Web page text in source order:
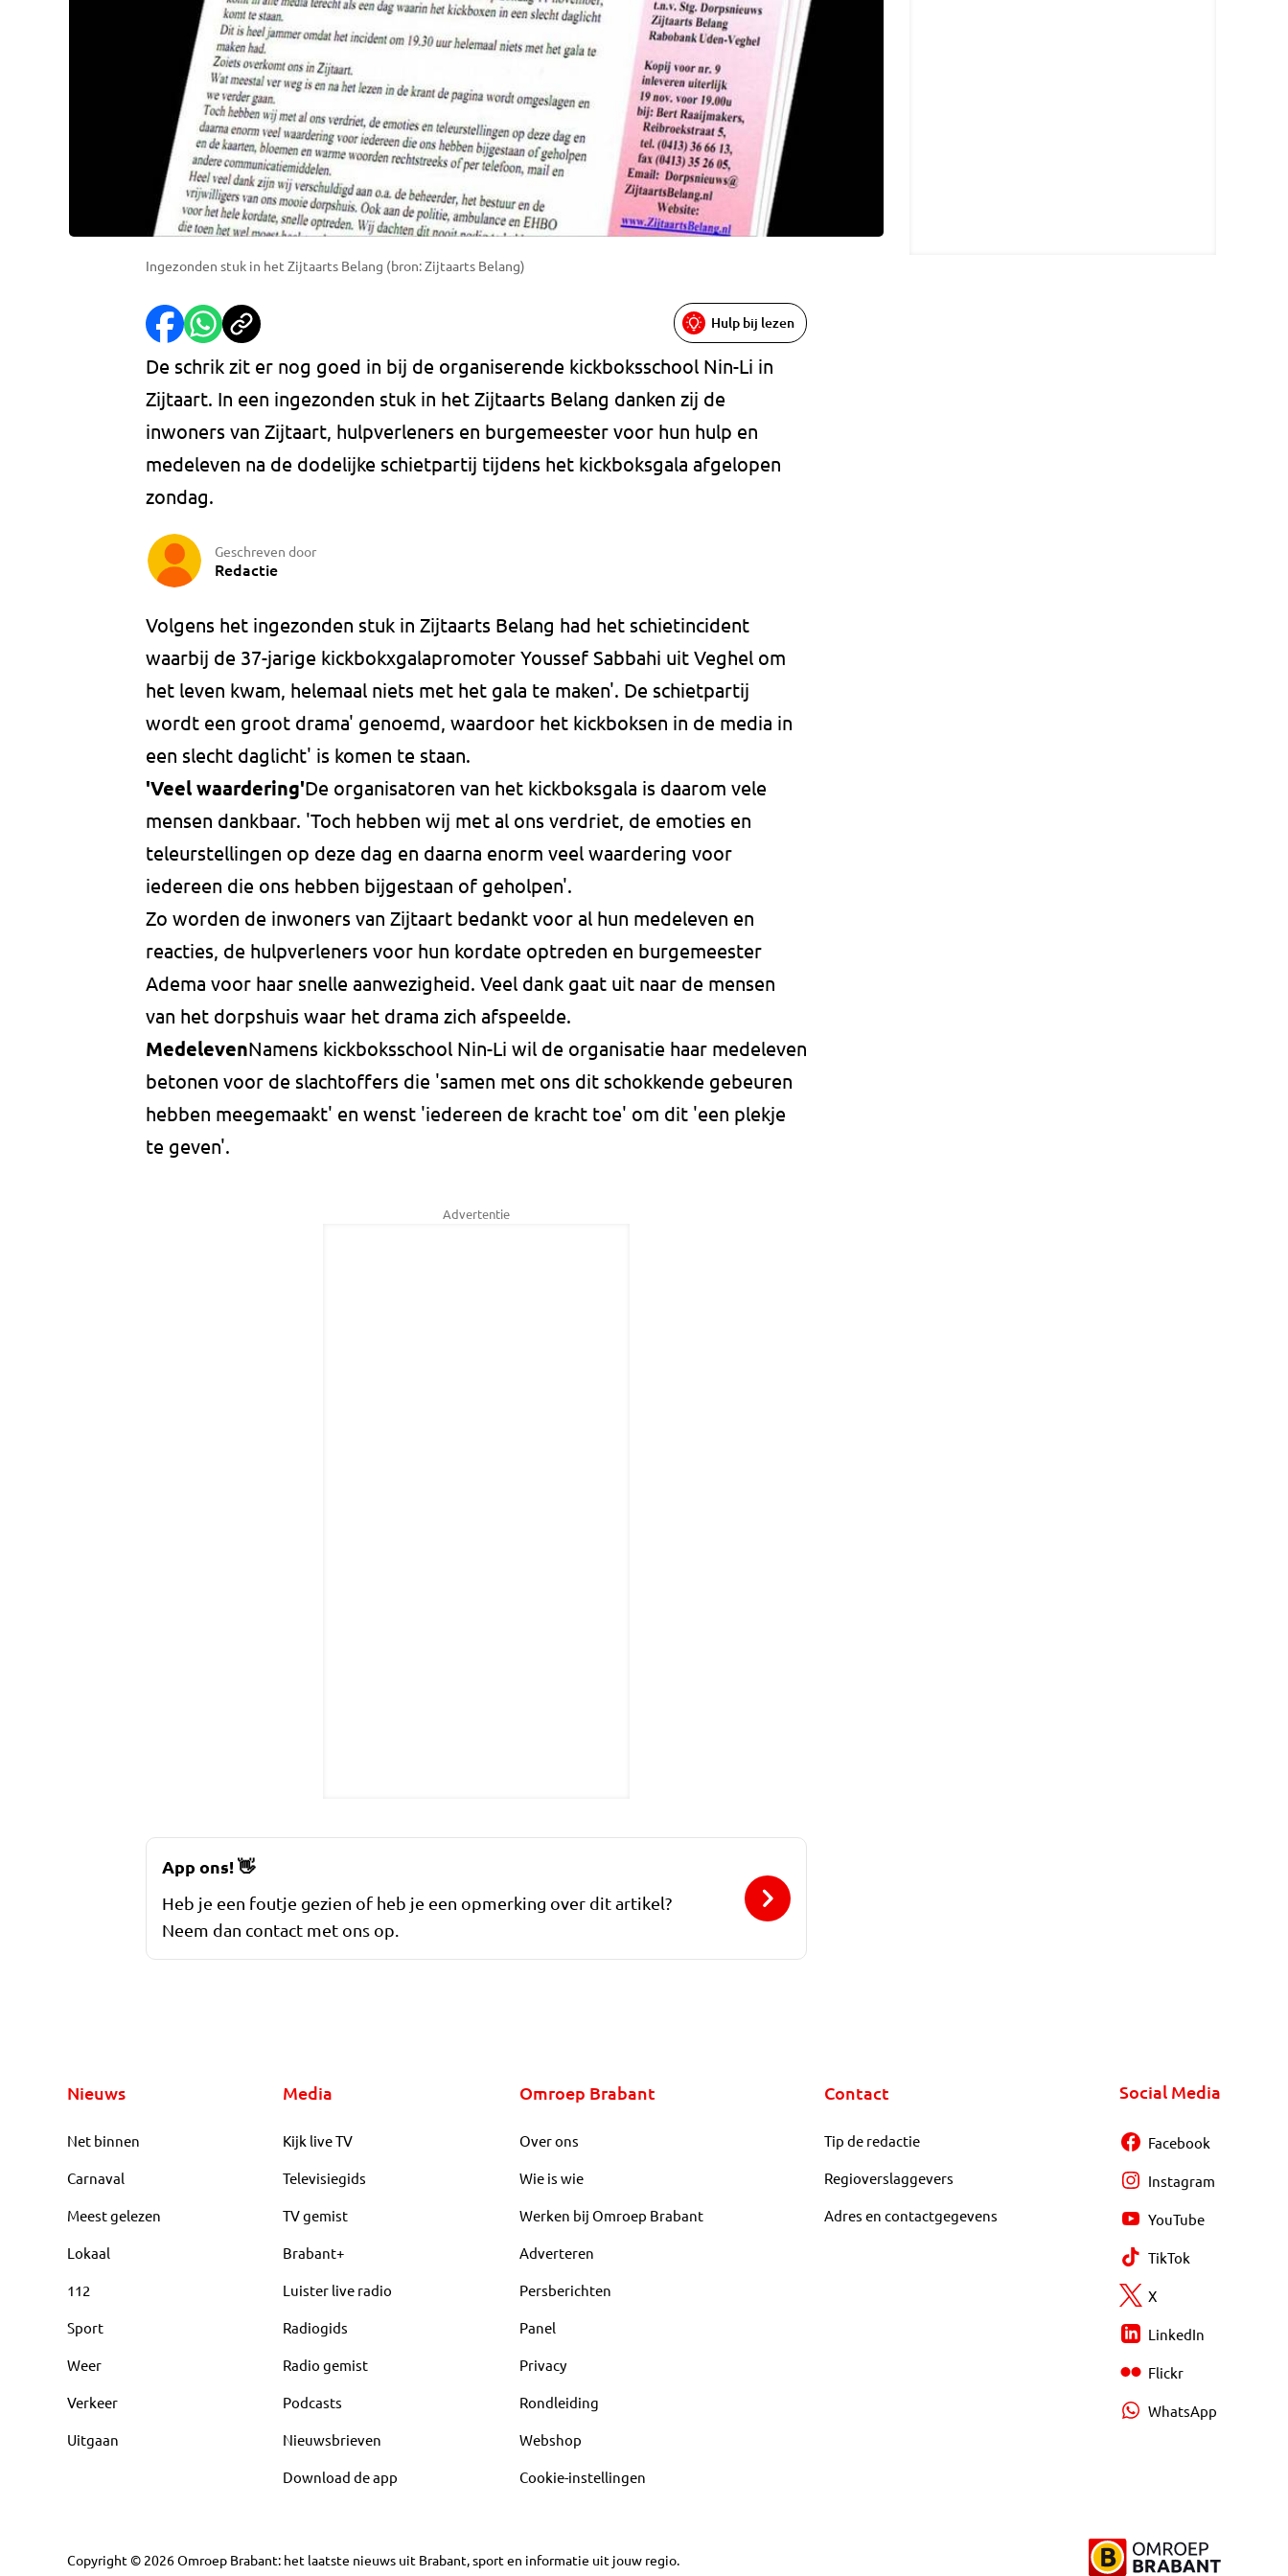
Ingezonden stuk in het Zijtaarts Belang (bron: Zijtaarts Belang)
Hulp bij lezen
De schrik zit er nog goed in bij de organiserende kickboksschool Nin-Li in
Zijtaart. In een ingezonden stuk in het Zijtaarts Belang danken zij de
inwoners van Zijtaart, hulpverleners en burgemeester voor hun hulp en
medeleven na de dodelijke schietpartij tijdens het kickboksgala afgelopen
zondag.
Geschreven door
Redactie
Volgens het ingezonden stuk in Zijtaarts Belang had het schietincident
waarbij de 37-jarige kickbokxgalapromoter Youssef Sabbahi uit Veghel om
het leven kwam, helemaal niets met het gala te maken'. De schietpartij
wordt een groot drama' genoemd, waardoor het kickboksen in de media in
een slecht daglicht' is komen te staan.
'Veel waardering'De organisatoren van het kickboksgala is daarom vele
mensen dankbaar. 'Toch hebben wij met al ons verdriet, de emoties en
teleurstellingen op deze dag en daarna enorm veel waardering voor
iedereen die ons hebben bijgestaan of geholpen'.
Zo worden de inwoners van Zijtaart bedankt voor al hun medeleven en
reacties, de hulpverleners voor hun kordate optreden en burgemeester
Adema voor haar snelle aanwezigheid. Veel dank gaat uit naar de mensen
van het dorpshuis waar het drama zich afspeelde.
MedelevenNamens kickboksschool Nin-Li wil de organisatie haar medeleven
betonen voor de slachtoffers die 'samen met ons dit schokkende gebeuren
hebben meegemaakt' en wenst 'iedereen de kracht toe' om dit 'een plekje
te geven'.
Advertentie
App ons!👋
Heb je een foutje gezien of heb je een opmerking over dit artikel?
Neem dan contact met ons op.
Nieuws
Net binnen
Carnaval
Meest gelezen
Lokaal
112
Sport
Weer
Verkeer
Uitgaan
Media
Kijk live TV
Televisiegids
TV gemist
Brabant+
Luister live radio
Radiogids
Radio gemist
Podcasts
Nieuwsbrieven
Download de app
Omroep Brabant
Over ons
Wie is wie
Werken bij Omroep Brabant
Adverteren
Persberichten
Panel
Privacy
Rondleiding
Webshop
Cookie-instellingen
Contact
Tip de redactie
Regioverslaggevers
Adres en contactgegevens
Social Media
Facebook
Instagram
YouTube
TikTok
X
LinkedIn
Flickr
WhatsApp
Copyright © 2026Omroep Brabant: het laatste nieuws uit Brabant, sport en informatie uit jouw regio.